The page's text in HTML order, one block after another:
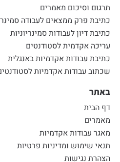
תרגום וסיכום מאמרים
כתיבת פרק ממצאים לעבודה
כתיבת דיון לעבודות סמינריוניות
עריכה אקדמית לסטודנטים
כתיבת עבודות אקדמיות באנגלית
שכתוב עבודות אקדמיות
באתר
דף הבית
מאמרים
מאגר עבודות אקדמיות
תנאי שימוש ומדיניות פרטיות
הצהרת נגישות